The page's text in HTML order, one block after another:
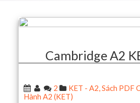
Cambridge A2
2 KET - A2,Sách PDF
Hành A2 (KET)